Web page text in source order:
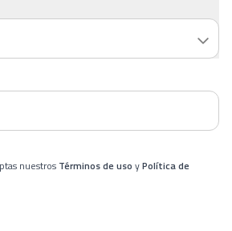
nuestros Términos de uso yPolítica de